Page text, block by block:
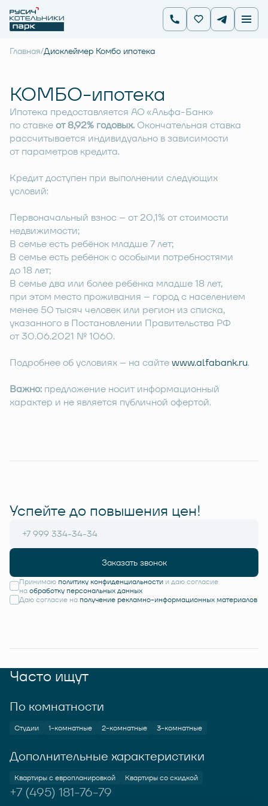
Главная/Дисклеймер Комбо ипотека
КОМБО-ипотека
Ипотека предоставляется АО «Альфа-Банк»
по ставкеот 8,92% годовых. Окончательная ставка
рассчитывается индивидуально в зависимости
от параметров кредита.
Кредит доступен при выполнении следующих
условий:
Первоначальный взнос – от 20,1% от стоимости
недвижимости;
В семье есть ребёнок младше 7 лет;
В семье есть ребёнок с особыми потребностями
до 18 лет;
В семье два или более ребёнка младше 18 лет,
при этом место проживания – город с населением
менее 50 тысяч человек или регион из списка,
указанного в Постановлении Правительства РФ
от 30.06.2021 № 1060.
Подробнее об условиях – на сайтеwww.alfabank.ru.
Важно: предложение носит информационный
характер и не является публичной офертой.
Успейте до повышения цен!
Заказать звонок
Принимаю политику конфиденциальностии даю согласие
на обработку персональных данных
Даю согласие на получение рекламно-информационных материалов
Часто ищут
По комнатности
Студии 1-комнатные 2-комнатные 3-комнатные
Дополнительные характеристики
Квартиры с европланировкой Квартиры со скидкой
+7 (495) 181-76-79